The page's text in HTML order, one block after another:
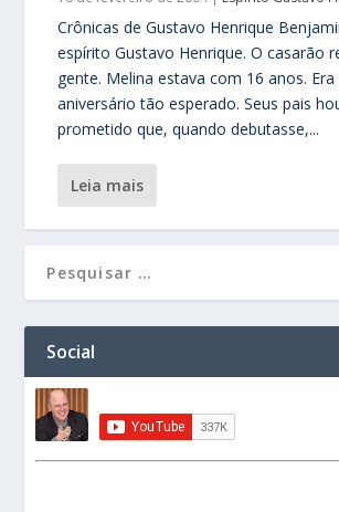
Crônicas de Gustavo Henrique
espírito Gustavo Henrique. O casarão
gente. Melina estava com 16 anos. Era
aniversário tão esperado. Seus pais
prometido que, quando debutasse,...
leia mais
Social